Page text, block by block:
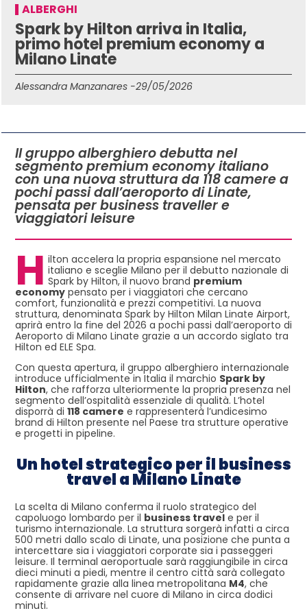
ALBERGHI
Spark by Hilton arriva in Italia,
primo hotel premium economy a
Milano Linate
Alessandra Manzanares -29/05/2026
Il gruppo alberghiero debutta nel
segmento premium economy italiano
con una nuova struttura da 118 camere a
pochi passi dall’aeroporto di Linate,
pensata per business traveller e
viaggiatori leisure
H ilton accelera la propria espansione nel mercato
italiano e sceglie Milano per il debutto nazionale di
Spark by Hilton, il nuovo brand premium
economy pensato per i viaggiatori che cercano
comfort, funzionalità e prezzi competitivi. La nuova
struttura, denominata Spark by Hilton Milan Linate Airport,
aprirà entro la fine del 2026 a pochi passi dall’aeroporto di
Aeroporto di Milano Linate grazie a un accordo siglato tra
Hilton ed ELE Spa.
Con questa apertura, il gruppo alberghiero internazionale
introduce ufficialmente in Italia il marchio Spark by
Hilton, che rafforza ulteriormente la propria presenza nel
segmento dell’ospitalità essenziale di qualità. L’hotel
disporrà di 118 camere e rappresenterà l’undicesimo
brand di Hilton presente nel Paese tra strutture operative
e progetti in pipeline.
Un hotel strategico per il business
travel a Milano Linate
La scelta di Milano conferma il ruolo strategico del
capoluogo lombardo per il business travel e per il
turismo internazionale. La struttura sorgerà infatti a circa
500 metri dallo scalo di Linate, una posizione che punta a
intercettare sia i viaggiatori corporate sia i passeggeri
leisure. Il terminal aeroportuale sarà raggiungibile in circa
dieci minuti a piedi, mentre il centro città sarà collegato
rapidamente grazie alla linea metropolitana M4, che
consente di arrivare nel cuore di Milano in circa dodici
minuti.